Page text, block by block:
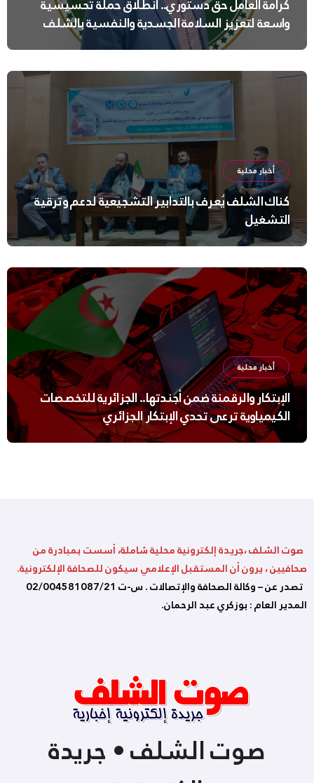
كرامة العامل حق دستوري.. انطلاق حملة تحسيسية
واسعة لتعزيز السلامة الجسدية والنفسية بالشلف
أخبار محلية
كناك الشلف يُعرف بالتدابير التشجيعية لدعم وترقية
التشغيل
أخبار محلية
الإبتكار والرقمنة ضمن أجندتها.. الجزائرية للتخصصات
الكيمياوية ترعى تحدي الإبتكار الجزائري
صوت الشلف ،جريدة إلكترونية محلية شاملة، أسست بمبادرة من
صحافيين ، يرون أن المستقبل الإعلامي سيكون للصحافة الإلكترونية.
تصدر عن – وكالة الصحافة والإتصالات . س-ت 02/004581087/21
المدير العام : بوزكري عبد الرحمان.
صوت الشلف • جريدة